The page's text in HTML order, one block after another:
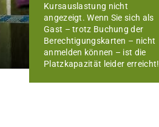
Kursauslastung nicht
angezeigt. Wenn Sie sich als
Gast – trotz Buchung der
Berechtigungskarten – nicht
anmelden können – ist die
Platzkapazität leider erreicht!